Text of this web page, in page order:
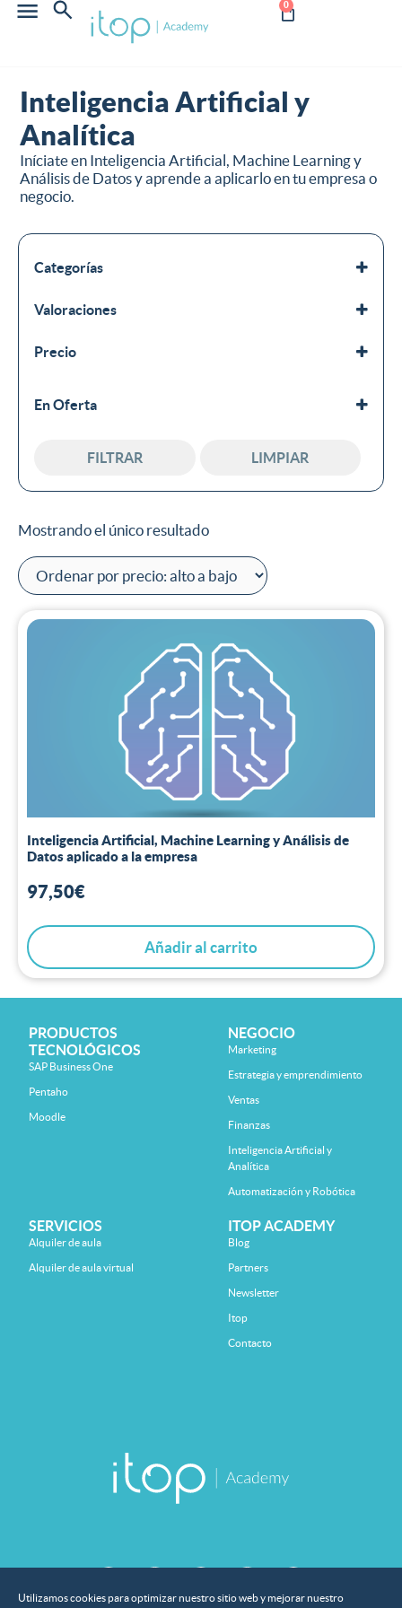
Utilizamos cookies para optimizar nuestro sitio web y mejorar nuestro
0
Inteligencia Artificial y
Analítica
Iníciate en Inteligencia Artificial, Machine Learning y
Análisis de Datos y aprende a aplicarlo en tu empresa o
negocio.
Categorías
Negocio
Valoraciones
Precio
En Oferta
FILTRAR LIMPIAR
Mostrando el único resultado
Inteligencia Artificial, Machine Learning y Análisis de
Datos aplicado a la empresa
97,50€
Añadir al carrito
PRODUCTOS
TECNOLÓGICOS
SAP Business One
Pentaho
Moodle
NEGOCIO
Marketing
Estrategia y emprendimiento
Ventas
Finanzas
Inteligencia Artificial y
Analítica
Automatización y Robótica
SERVICIOS
Alquiler de aula
Alquiler de aula virtual
ITOP ACADEMY
Blog
Partners
Newsletter
Itop
Contacto